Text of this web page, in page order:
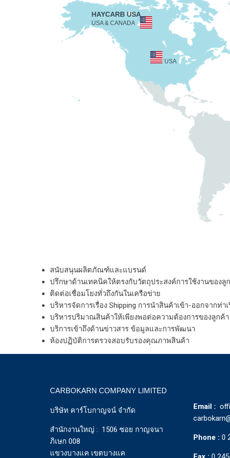
HAYCARB USA
USA & CANADA
USA
สนับสนุนผลิตภัณฑ์และแบรนด์
ปรึกษาด้านเทคนิคให้ตรงกับวัตถุประสงค์การใช้งานของลู
ติดต่อเชื่อมโยงทั่วถึงกันในเครือข่าย
บริหารจัดการเรื่อง Shipping การนำสินค้าเข้า-ออกจากท่า
บริหารปริมาณสินค้าให้เพียงพอต่อความต้องการของลูกค้า
บริการเข้าถึงด้านข่าวสาร ข้อมูลและการพัฒนา
ห้องปฏิบัติการตรวจสอบรับรองคุณภาพสินค้า
CARBOKARN COMPANY LIMITED
บริษัท คาร์โบกาญจน์ จำกัด
สำนักงานใหญ่ : 1506 ซอย กาญจนา
ภิเษก 008
แขวงบางแค เขตบางแค
Email :
Phone : 0